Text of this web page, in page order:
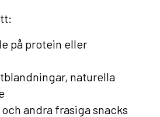
på protein eller
naturella
andra frasiga snacks